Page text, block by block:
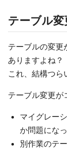
テーブル
テーブルの変更
ありますよね？
これ、結構つら
テーブル変更が
マイグレー
か問題にな
別作業のテ